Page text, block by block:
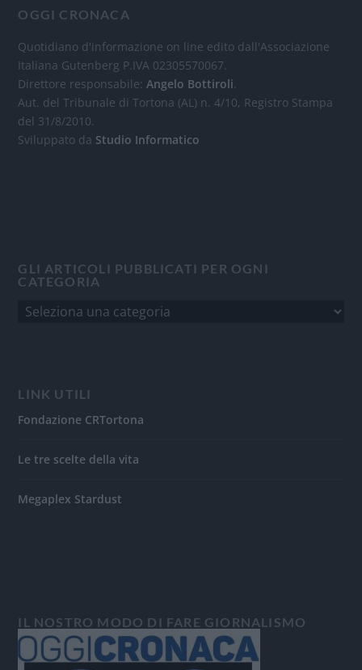
OGGI CRONACA
Quotidiano d'informazione on line edito dall'Associazione
Italiana Gutenberg P.IVA 02305570067.
Direttore responsabile:Angelo Bottiroli.
Aut. del Tribunale di Tortona (AL) n. 4/10, Registro Stampa
del 31/8/2010.
Sviluppato da Studio Informatico
GLI ARTICOLI PUBBLICATI PER OGNI
CATEGORIA
LINK UTILI
Fondazione CRTortona
Le tre scelte della vita
Megaplex Stardust
IL NOSTRO MODO DI FARE GIORNALISMO